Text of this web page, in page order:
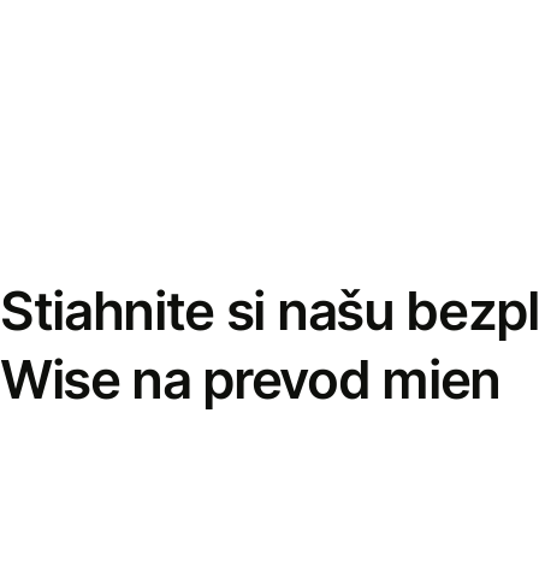
Stiahnite si našu
Wise na prevod mien